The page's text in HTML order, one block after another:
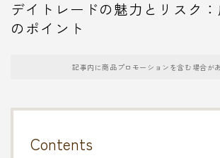
デイトレードの魅力とリスク
のポイント
記事内に商品プロモーションを含む場合が
Contents